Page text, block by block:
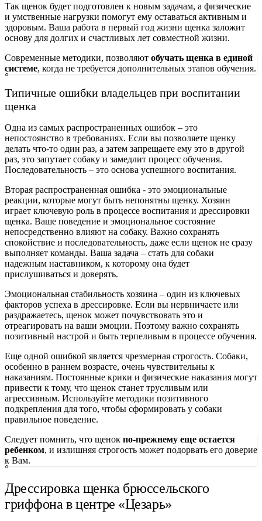
Так щенок будет подготовлен к новым задачам, а физические
и умственные нагрузки помогут ему оставаться активным и
здоровым. Ваша работа в первый год жизни щенка заложит
основу для долгих и счастливых лет совместной жизни.
Современные методики, позволяют обучать щенка в единой
системе, когда не требуется дополнительных этапов обучения.
Типичные ошибки владельцев при воспитании
щенка
Одна из самых распространенных ошибок – это
непостоянство в требованиях. Если вы позволяете щенку
делать что-то один раз, а затем запрещаете ему это в другой
раз, это запутает собаку и замедлит процесс обучения.
Последовательность – это основа успешного воспитания.
Вторая распространенная ошибка - это эмоциональные
реакции, которые могут быть непонятны щенку. Хозяин
играет ключевую роль в процессе воспитания и дрессировки
щенка. Ваше поведение и эмоциональное состояние
непосредственно влияют на собаку. Важно сохранять
спокойствие и последовательность, даже если щенок не сразу
выполняет команды. Ваша задача – стать для собаки
надежным наставником, к которому она будет
прислушиваться и доверять.
Эмоциональная стабильность хозяина – один из ключевых
факторов успеха в дрессировке. Если вы нервничаете или
раздражаетесь, щенок может почувствовать это и
отреагировать на ваши эмоции. Поэтому важно сохранять
позитивный настрой и быть терпеливым в процессе обучения.
Еще одной ошибкой является чрезмерная строгость. Собаки,
особенно в раннем возрасте, очень чувствительны к
наказаниям. Постоянные крики и физические наказания могут
привести к тому, что щенок станет трусливым или
агрессивным. Используйте методики позитивного
подкрепления для того, чтобы сформировать у собаки
правильное поведение.
Следует помнить, что щенок по-прежнему еще остается
ребенком, и излишняя строгость может подорвать его доверие
к Вам.
Дрессировка щенка брюссельского
гриффона в центре «Цезарь»